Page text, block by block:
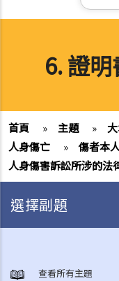
6. 證明
首頁 » 主題 »
人身傷亡
» 傷者本
人身傷害訴訟所涉的法
選擇副題
A. 火葬查看所有主題